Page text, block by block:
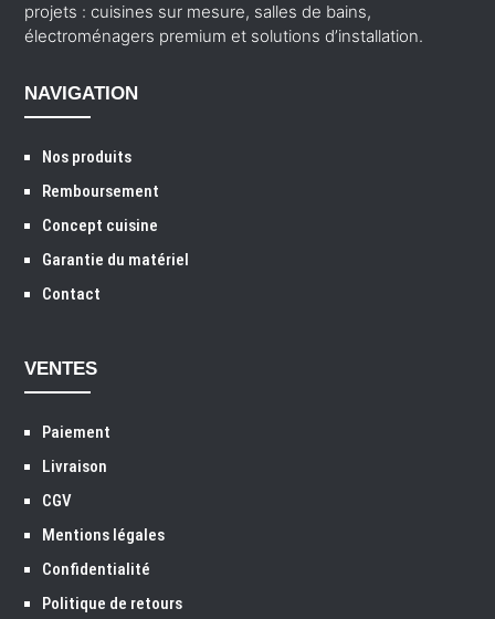
projets : cuisines sur mesure, salles de bains,
électroménagers premium et solutions d’installation.
NAVIGATION
Nos produits
Remboursement
Concept cuisine
Garantie du matériel
Contact
VENTES
Paiement
Livraison
CGV
Mentions légales
Confidentialité
Politique de retours